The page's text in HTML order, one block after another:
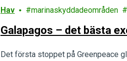
Hav marinaskyddadeområden
Galapagos – det bästa
Det första stoppet på Greenpeace